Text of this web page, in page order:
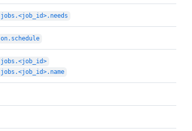
jobs.<job_id>.needs
on.schedule
jobs.<job_id>
jobs.<job_id>.name